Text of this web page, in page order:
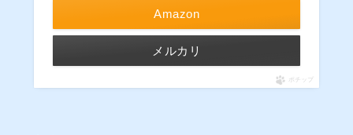
Amazon
メルカリ
ポチップ